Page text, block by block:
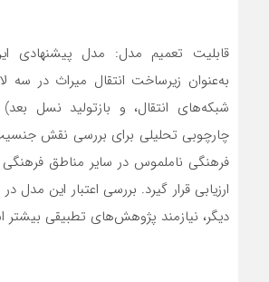
قابلیت تعمیم مدل: مدل پیشنهادی
به‌عنوان زیرساخت انتقال میراث در سه
شبکه‌های انتقال، و بازتولید نسل بعد)
چارچوبی تحلیلی برای بررسی نقش
فرهنگی ناملموس در سایر مناطق فرهنگی
ارزیابی قرار گیرد. بررسی اعتبار این مدل
دیگر، نیازمند پژوهش‌های تطبیقی